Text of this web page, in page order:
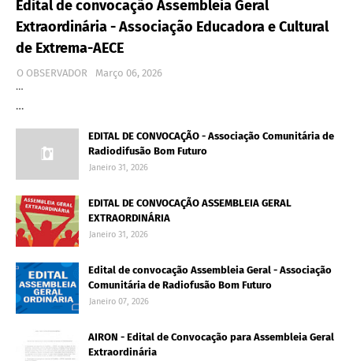
Edital de convocação Assembleia Geral
Extraordinária - Associação Educadora e Cultural
de Extrema-AECE
O OBSERVADOR
Março 06, 2026
…
…
EDITAL DE CONVOCAÇÃO - Associação Comunitária de
Radiodifusão Bom Futuro
Janeiro 31, 2026
EDITAL DE CONVOCAÇÃO ASSEMBLEIA GERAL
EXTRAORDINÁRIA
Janeiro 31, 2026
Edital de convocação Assembleia Geral - Associação
Comunitária de Radiofusão Bom Futuro
Janeiro 07, 2026
AIRON - Edital de Convocação para Assembleia Geral
Extraordinária